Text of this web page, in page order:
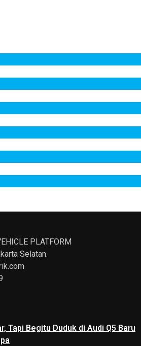
PLATFORM
Selatan.
Tapi Begitu Duduk di Audi Q5 Baru